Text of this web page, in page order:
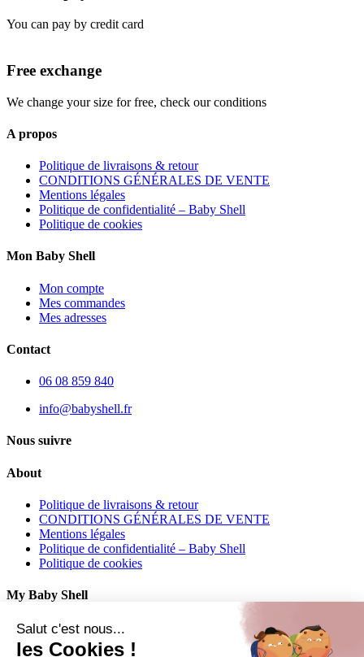
You can pay by credit card
Free exchange
We change your size for free, check our conditions
A propos
Politique de livraisons & retour
CONDITIONS GÉNÉRALES DE VENTE
Mentions légales
Politique de confidentialité – Baby Shell
Politique de cookies
Mon Baby Shell
Mon compte
Mes commandes
Mes adresses
Contact
06 08 859 840
info@babyshell.fr
Nous suivre
About
Politique de livraisons & retour
CONDITIONS GÉNÉRALES DE VENTE
Mentions légales
Politique de confidentialité – Baby Shell
Politique de cookies
My Baby Shell
Mon compte
Mes commandes
Salut c'est nous...
les Cookies !